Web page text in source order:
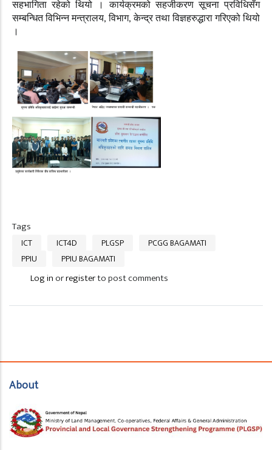
सहभागिता रहेको थियो । कार्यक्रमको सहजीकरण सूचना प्रविधिसँग
सम्बन्धित विभिन्न मन्त्रालय,विभाग,केन्द्र तथा विज्ञहरुद्धारा गरिएको थियो
।
Tags
ICT ICT4D PLGSP
PCGG BAGAMATI
PPIU
PPIU BAGAMATI
Log inorregisterto post comments
About